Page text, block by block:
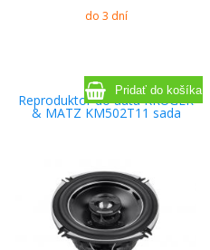
do 3 dní
Reproduktor do auta KRUGER
& MATZ KM502T11 sada